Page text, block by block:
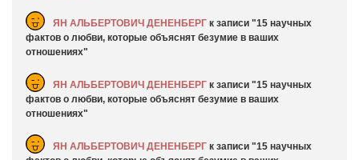
ЯН АЛЬБЕРТОВИЧ ДЕНЕНБЕРГ к записи
15 научных
фактов о любви, которые объяснят безумие в ваших
отношениях
ЯН АЛЬБЕРТОВИЧ ДЕНЕНБЕРГ к записи
15 научных
фактов о любви, которые объяснят безумие в ваших
отношениях
ЯН АЛЬБЕРТОВИЧ ДЕНЕНБЕРГ к записи
15 научных